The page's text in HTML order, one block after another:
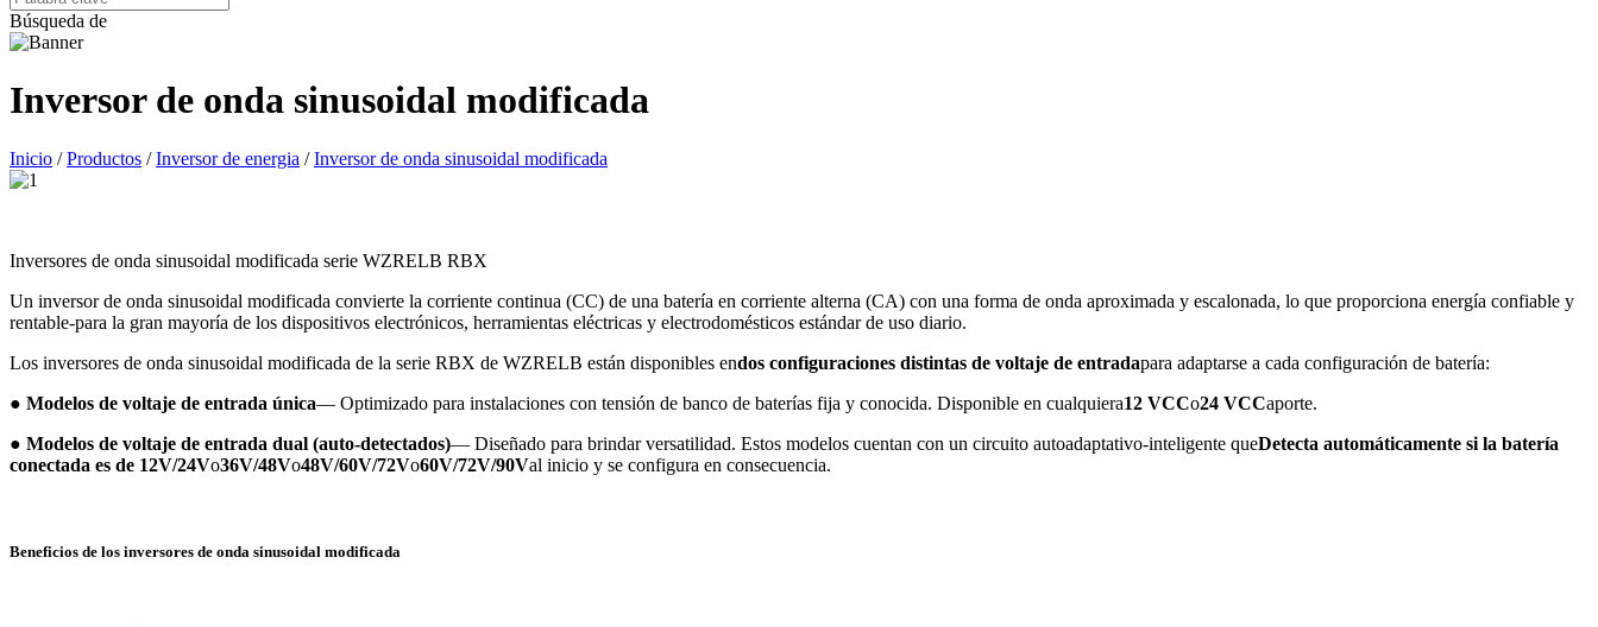
Búsqueda de
Inversor de onda sinusoidal modificada
Inicio /Productos /Inversor de energia /Inversor de onda sinusoidal modificada
Inversores de onda sinusoidal modificada serie WZRELB RBX
Un inversor de onda sinusoidal modificada convierte la corriente continua (CC) de una batería en corriente alterna (CA) con una forma de onda aproximada y escalonada, lo que proporciona energía confiable y
rentable-para la gran mayoría de los dispositivos electrónicos, herramientas eléctricas y electrodomésticos estándar de uso diario.
Los inversores de onda sinusoidal modificada de la serie RBX de WZRELB están disponibles endos configuraciones distintas de voltaje de entradapara adaptarse a cada configuración de batería:
● Modelos de voltaje de entrada única— Optimizado para instalaciones con tensión de banco de baterías fija y conocida. Disponible en cualquiera12 VCCo24 VCCaporte.
● Modelos de voltaje de entrada dual (auto-detectados)— Diseñado para brindar versatilidad. Estos modelos cuentan con un circuito autoadaptativo-inteligente queDetecta automáticamente si la batería
conectada es de 12V/24Vo36V/48Vo48V/60V/72Vo60V/72V/90Val inicio y se configura en consecuencia.
Beneficios de los inversores de onda sinusoidal modificada